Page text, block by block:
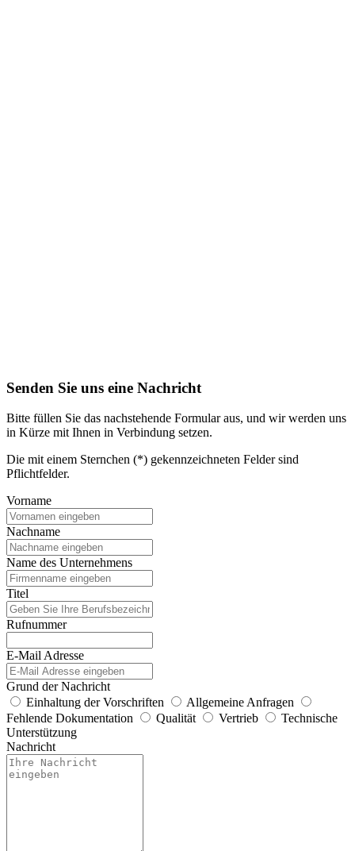
Senden Sie uns eine Nachricht
Bitte füllen Sie das nachstehende Formular aus, und wir werden uns
in Kürze mit Ihnen in Verbindung setzen.
Die mit einem Sternchen (*) gekennzeichneten Felder sind
Pflichtfelder.
Vorname
Nachname
Name des Unternehmens
Titel
Rufnummer
E-Mail Adresse
Grund der Nachricht
Einhaltung der Vorschriften
Allgemeine Anfragen
Fehlende Dokumentation
Qualität Vertrieb
Technische
Unterstützung
Nachricht